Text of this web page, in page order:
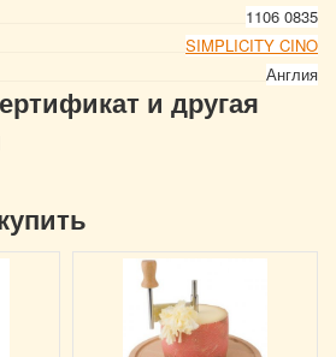
1106 0835
SIMPLICITY CINO
Англия
и другая